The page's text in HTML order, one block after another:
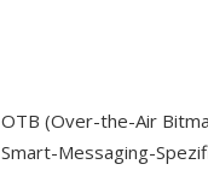
OTB (Over-the-Air
Smart-Messaging-